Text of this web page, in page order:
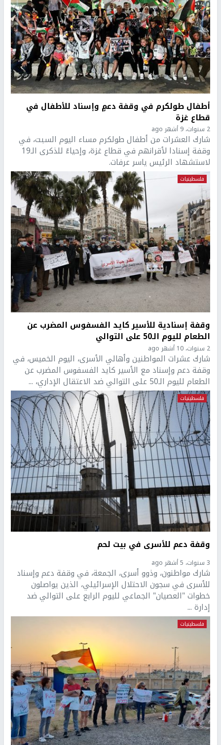
أطفال طولكرم في وقفة دعمٍ وإسناد للأطفال في
قطاع غزة
2 سنوات، 9 أشهر ago
شارك العشرات من أطفال طولكرم مساء اليوم السبت، في
وقفة إسنادا لأقرانهم في قطاع غزة، وإحياءً للذكرى الـ19
لاستشهاد الرئيس ياسر عرفات.
فلسطينيات
وقفة إسنادية للأسير كايد الفسفوس المضرب عن
الطعام لليوم الـ50 على التوالي
2 سنوات، 10 أشهر ago
شارك عشرات المواطنين وأهالي الأسرى، اليوم الخميس، في
وقفة دعم وإسناد مع الأسير كايد الفسفوس المضرب عن
الطعام لليوم الـ50 على التوالي ضد الاعتقال الإداري، ...
فلسطينيات
وقفة دعم للأسرى في بيت لحم
3 سنوات، 5 أشهر ago
شارك مواطنون، وذوو أسرى، الجمعة، في وقفة دعم وإسناد
للأسرى في سجون الاحتلال الإسرائيلي، الذين يواصلون
خطوات "العصيان" الجماعي لليوم الرابع على التوالي ضد
إدارة ...
فلسطينيات